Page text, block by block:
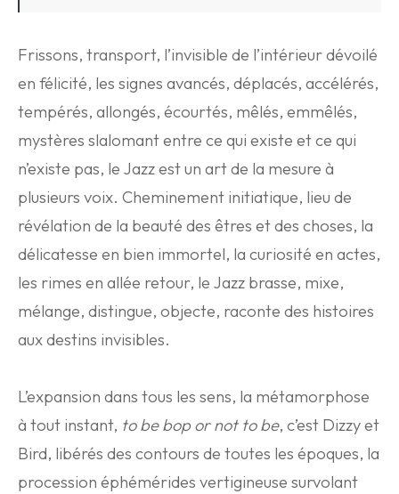
Frissons, transport, l’invisible de l’intérieur dévoilé
en félicité, les signes avancés, déplacés, accélérés,
tempérés, allongés, écourtés, mêlés, emmêlés,
mystères slalomant entre ce qui existe et ce qui
n’existe pas, le Jazz est un art de la mesure à
plusieurs voix. Cheminement initiatique, lieu de
révélation de la beauté des êtres et des choses, la
délicatesse en bien immortel, la curiosité en actes,
les rimes en allée retour, le Jazz brasse, mixe,
mélange, distingue, objecte, raconte des histoires
aux destins invisibles.
L’expansion dans tous les sens, la métamorphose
à tout instant, to be bop or not to be, c’est Dizzy et
Bird, libérés des contours de toutes les époques, la
procession éphémérides vertigineuse survolant